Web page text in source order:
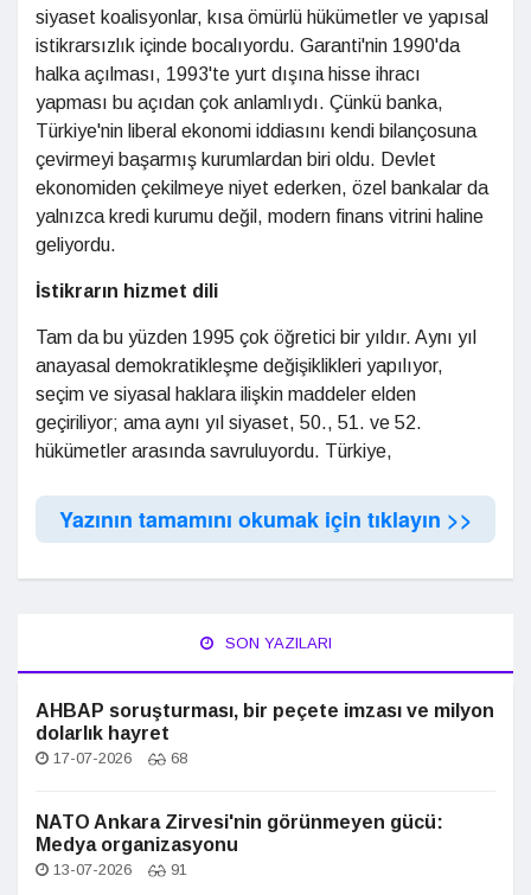
siyaset koalisyonlar, kısa ömürlü hükümetler ve yapısal
istikrarsızlık içinde bocalıyordu. Garanti'nin 1990'da
halka açılması, 1993'te yurt dışına hisse ihracı
yapması bu açıdan çok anlamlıydı. Çünkü banka,
Türkiye'nin liberal ekonomi iddiasını kendi bilançosuna
çevirmeyi başarmış kurumlardan biri oldu. Devlet
ekonomiden çekilmeye niyet ederken, özel bankalar da
yalnızca kredi kurumu değil, modern finans vitrini haline
geliyordu.
İstikrarın hizmet dili
Tam da bu yüzden 1995 çok öğretici bir yıldır. Aynı yıl
anayasal demokratikleşme değişiklikleri yapılıyor,
seçim ve siyasal haklara ilişkin maddeler elden
geçiriliyor; ama aynı yıl siyaset, 50., 51. ve 52.
hükümetler arasında savruluyordu. Türkiye,
Yazının tamamını okumak için tıklayın >>
SON YAZILARI
AHBAP soruşturması, bir peçete imzası ve milyon
dolarlık hayret
17-07-2026 68
NATO Ankara Zirvesi'nin görünmeyen gücü:
Medya organizasyonu
13-07-2026 91